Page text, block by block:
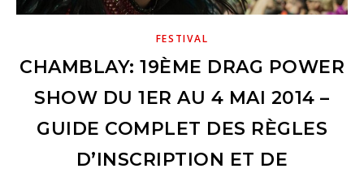
FESTIVAL
CHAMBLAY: 19ÈME DRAG POWER
SHOW DU 1ER AU 4 MAI 2014 –
GUIDE COMPLET DES RÈGLES
D’INSCRIPTION ET DE